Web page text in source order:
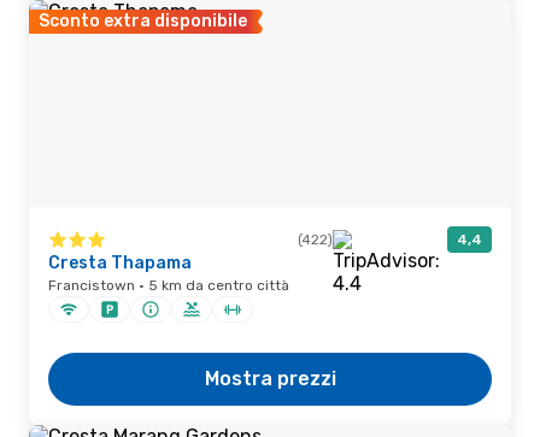
Sconto extra disponibile
(422) 4,4
Cresta Thapama
Francistown · 5 km da centro città
Mostra prezzi